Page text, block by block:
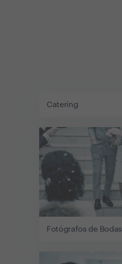
Catering
Fotógrafos de Bodas